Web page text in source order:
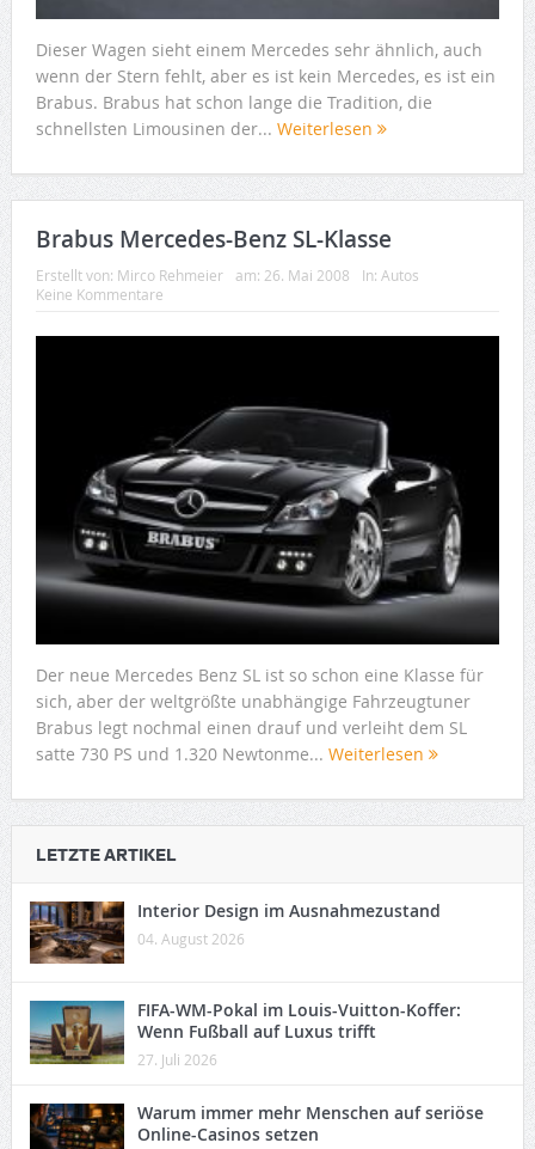
Dieser Wagen sieht einem Mercedes sehr ähnlich, auch
wenn der Stern fehlt, aber es ist kein Mercedes, es ist ein
Brabus. Brabus hat schon lange die Tradition, die
schnellsten Limousinen der... Weiterlesen
Brabus Mercedes-Benz SL-Klasse
Erstellt von: Mirco Rehmeier am: 26. Mai 2008 In: Autos
Keine Kommentare
Der neue Mercedes Benz SL ist so schon eine Klasse für
sich, aber der weltgrößte unabhängige Fahrzeugtuner
Brabus legt nochmal einen drauf und verleiht dem SL
satte 730 PS und 1.320 Newtonme... Weiterlesen
LETZTE ARTIKEL
Interior Design im Ausnahmezustand
04. August 2026
FIFA-WM-Pokal im Louis-Vuitton-Koffer:
Wenn Fußball auf Luxus trifft
27. Juli 2026
Warum immer mehr Menschen auf seriöse
Online-Casinos setzen